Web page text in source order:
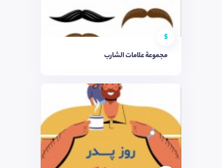
$
مجموعة علامات الشارب